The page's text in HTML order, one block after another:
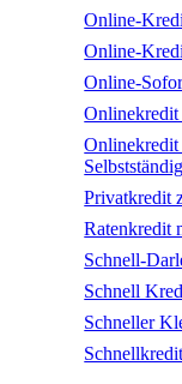
Online-
Online-
Online-
Onlinekredit
Onlinekredit
Privatkredit
Ratenkredit
Schnell-
Schnell
Schneller